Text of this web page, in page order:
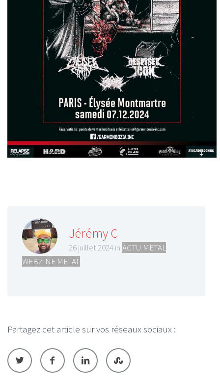
Jérémy C
26 juillet 2024 in ACTU METAL
WEBZINE METAL
Partagez cet article sur vos réseaux sociaux :